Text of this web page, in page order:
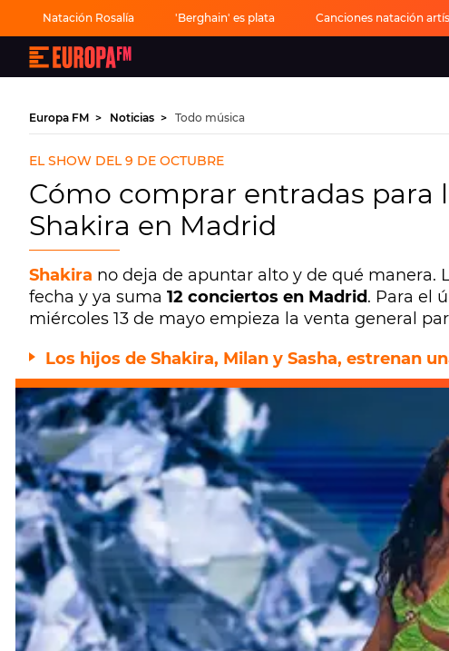
Natación Rosalía 'Berghain' es plata Canciones natación
Europa
FM
-
mejor
música,
virales,
celebrities
y
estilo
de
vida
|
FM
Europa FM Noticias Todo música
EL SHOW DEL 9 DE OCTUBRE
Cómo comprar entradas
Shakira en Madrid
Shakira no deja de apuntar alto y de qué manera.
fecha y ya suma 12 conciertos en Madrid. Para el
miércoles 13 de mayo empieza la venta general
Los hijos de Shakira, Milan y Sasha, estrenan